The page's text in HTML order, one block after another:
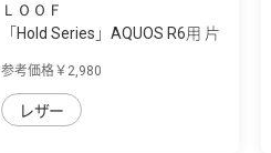
ＬＯＯＦ
「Hold Series」AQUOS R6用 片
参考価格￥2,980
レザー